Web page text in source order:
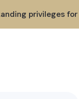
privileges